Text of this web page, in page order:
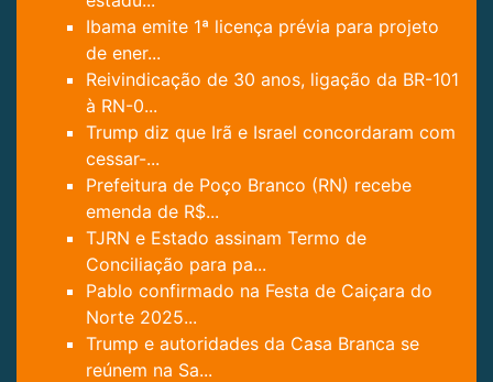
Ibama emite 1ª licença prévia para projeto
de ener...
Reivindicação de 30 anos, ligação da BR-101
à RN-0...
Trump diz que Irã e Israel concordaram com
cessar-...
Prefeitura de Poço Branco (RN) recebe
emenda de R$...
TJRN e Estado assinam Termo de
Conciliação para pa...
Pablo confirmado na Festa de Caiçara do
Norte 2025...
Trump e autoridades da Casa Branca se
reúnem na Sa...